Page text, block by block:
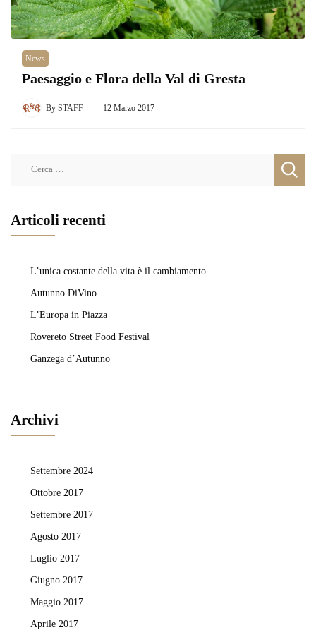
News
Paesaggio e Flora della Val di Gresta
By STAFF 12 Marzo 2017
Articoli recenti
L’unica costante della vita è il cambiamento.
Autunno DiVino
L’Europa in Piazza
Rovereto Street Food Festival
Ganzega d’Autunno
Archivi
Settembre 2024
Ottobre 2017
Settembre 2017
Agosto 2017
Luglio 2017
Giugno 2017
Maggio 2017
Aprile 2017